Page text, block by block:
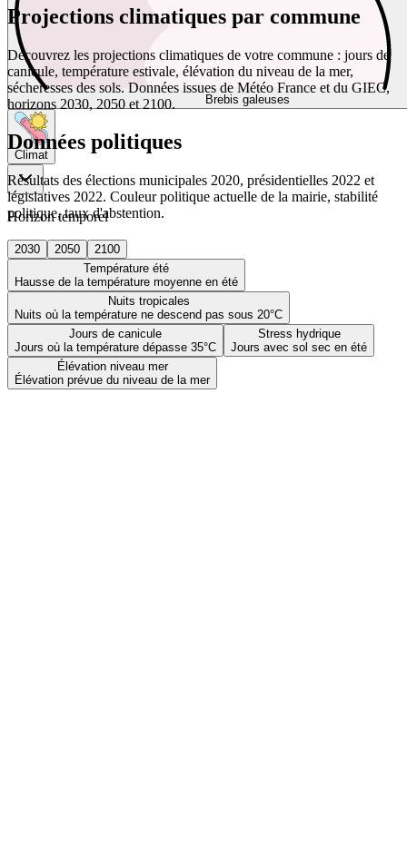
Brebis galeuses
Climat
Horizon temporel
2030 2050
2100
Température été
Hausse de la température moyenne en été
Nuits tropicales
Nuits où la température ne descend pas sous 20°C
Jours de canicule
Jours où la température dépasse 35°C
Stress hydrique
Jours avec sol sec en été
Élévation niveau mer
Élévation prévue du niveau de la mer
Projections climatiques par commune
Découvrez les projections climatiques de votre commune : jours de
canicule, température estivale, élévation du niveau de la mer,
sécheresses des sols. Données issues de Météo France et du GIEC,
horizons 2030, 2050 et 2100.
Données politiques
Résultats des élections municipales 2020, présidentielles 2022 et
législatives 2022. Couleur politique actuelle de la mairie, stabilité
politique, taux d'abstention.